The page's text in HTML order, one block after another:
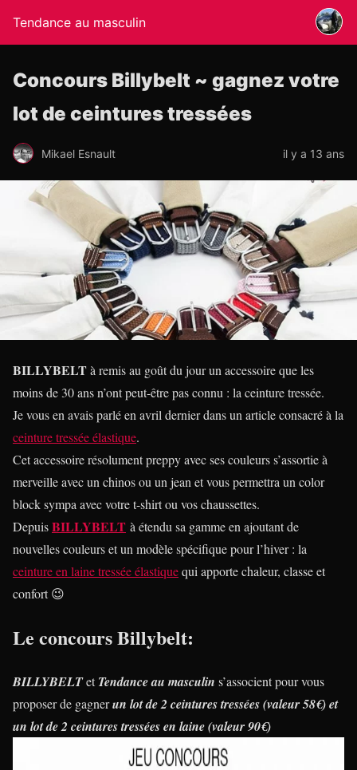
Tendance au masculin
Concours Billybelt ~ gagnez votre
lot de ceintures tressées
Mikael Esnault il y a 13 ans
BILLYBELTà remis au goût du jour un accessoire que les
moins de 30 ans n’ont peut-être pas connu : la ceinture tressée.
Je vous en avais parlé en avril dernier dans un article consacré à la
ceinture tressée élastique.
Cet accessoire résolument preppy avec ses couleurs s’assortie à
merveille avec un chinos ou un jean et vous permettra un color
block sympa avec votre t-shirt ou vos chaussettes.
DepuisBILLYBELT à étendu sa gamme en ajoutant de
nouvelles couleurs et un modèle spécifique pour l’hiver : la
ceinture en laine tressée élastiquequi apporte chaleur, classe et
confort 😉
Le concours Billybelt:
BILLYBELTetTendance au masculin s’associent pour vous
proposer de gagnerun lot de 2 ceintures tressées (valeur 58€) et
un lot de 2 ceintures tressées en laine (valeur 90€)